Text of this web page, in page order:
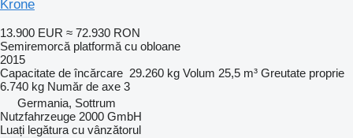
Krone
13.900 EUR ≈ 72.930 RON
Semiremorcă platformă cu obloane
2015
Capacitate de încărcare 29.260 kg Volum 25,5 m³ Greutate proprie
6.740 kg Număr de axe 3
Germania, Sottrum
Nutzfahrzeuge 2000 GmbH
Luați legătura cu vânzătorul